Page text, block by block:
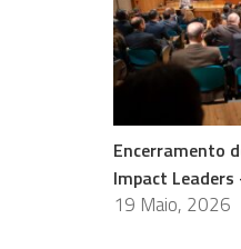
Encerramento
Impact Leaders
19 Maio, 2026